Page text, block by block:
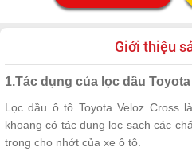
Giới thiệu
1.Tác dụng của lọc dầu Toyota
Lọc dầu ô tô Toyota Veloz Cross
khoang có tác dụng lọc sạch các
trong cho nhớt của xe ô tô.